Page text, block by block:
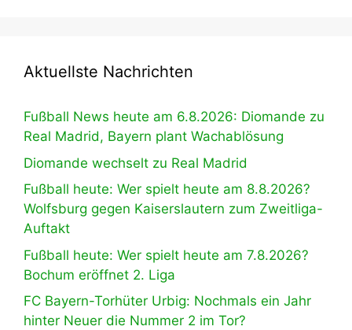
Aktuellste Nachrichten
Fußball News heute am 6.8.2026: Diomande zu
Real Madrid, Bayern plant Wachablösung
Diomande wechselt zu Real Madrid
Fußball heute: Wer spielt heute am 8.8.2026?
Wolfsburg gegen Kaiserslautern zum Zweitliga-
Auftakt
Fußball heute: Wer spielt heute am 7.8.2026?
Bochum eröffnet 2. Liga
FC Bayern-Torhüter Urbig: Nochmals ein Jahr
hinter Neuer die Nummer 2 im Tor?